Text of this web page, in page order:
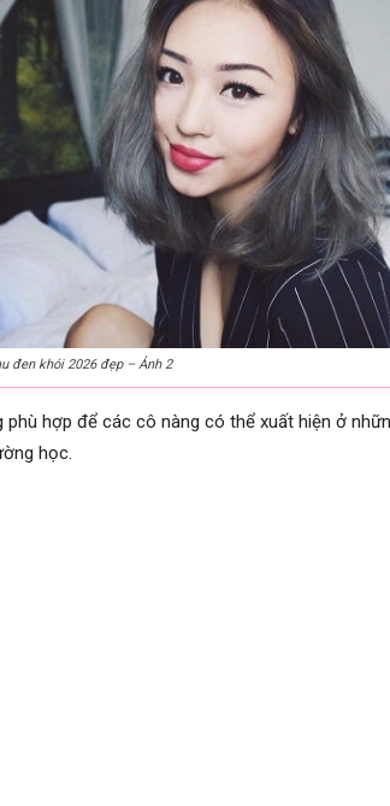
đen khói 2026 đẹp – Ảnh 2
phù hợp để các cô nàng có thể xuất hiện ở
học.